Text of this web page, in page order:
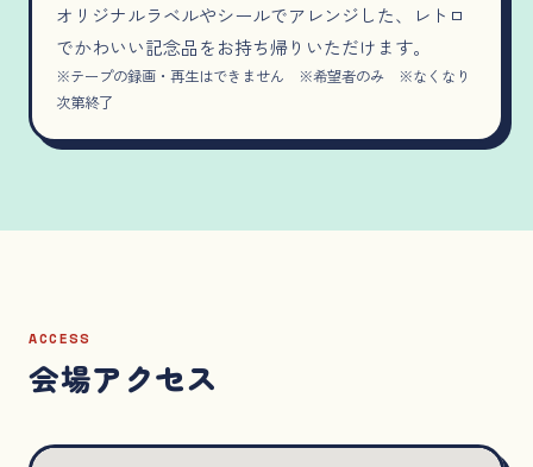
オリジナルラベルやシールでアレンジした、レトロ
でかわいい記念品をお持ち帰りいただけます。
※テープの録画・再生はできません ※希望者のみ ※なくなり
次第終了
ACCESS
会場アクセス